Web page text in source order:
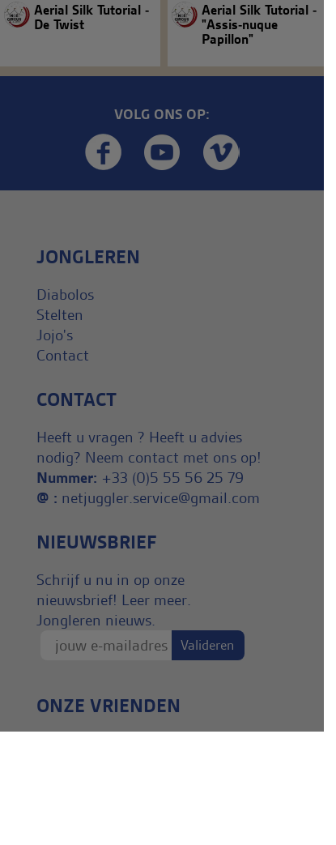
Aerial Silk Tutorial -
De Twist
Aerial Silk Tutorial -
"Assis-nuque
Papillon"
VOLG ONS OP:
JONGLEREN
Diabolos
Stelten
Jojo's
Contact
CONTACT
Heeft u vragen ? Heeft u advies
nodig? Neem contact met ons op!
Nummer: +33 (0)5 55 56 25 79
@ : netjuggler.service@gmail.com
NIEUWSBRIEF
Schrijf u nu in op onze
nieuwsbrief! Leer meer.
Jongleren nieuws.
ONZE VRIENDEN